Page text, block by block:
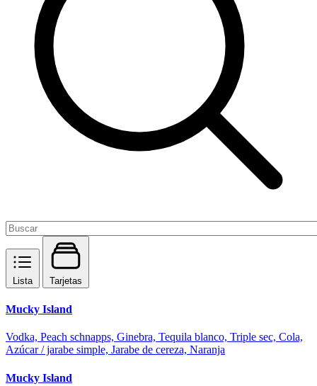
Lista Tarjetas
Mucky Island
Vodka, Peach schnapps, Ginebra, Tequila blanco, Triple sec, Cola,
Azúcar / jarabe simple, Jarabe de cereza, Naranja
Mucky Island